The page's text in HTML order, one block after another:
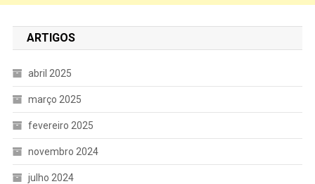
ARTIGOS
abril 2025
março 2025
fevereiro 2025
novembro 2024
julho 2024